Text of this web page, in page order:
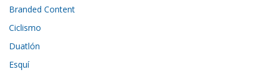
Branded Content
Ciclismo
Duatlón
Esquí